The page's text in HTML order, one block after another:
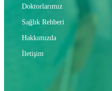
Doktorlarımız
Sağlık Rehberi
Hakkımızda
İletişim